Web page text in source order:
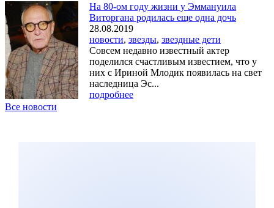
На 80-ом году жизни у Эммануила
Виторгана родилась еще одна дочь
28.08.2019
новости, звезды, звездные дети
Совсем недавно известный актер
поделился счастливым известием, что у
них с Ириной Млодик появилась на свет
наследница Эс...
подробнее
Все новости